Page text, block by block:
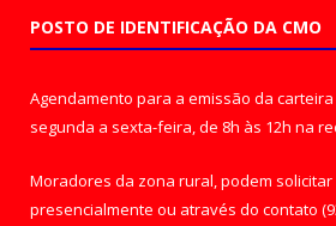
POSTO DE IDENTIFICAÇÃO DA CMO
Agendamento para a emissão da
segunda a sexta-feira, de 8h às 12h na
Moradores da zona rural, podem
presencialmente ou através do contato